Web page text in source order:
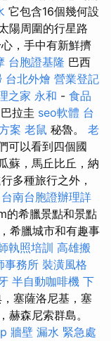
它包含16個幾何設
陽周圍的行星路
，手中有新鮮擠
台胞證基隆 巴西
台北外燴 營業登記
之家 永和 - 食品
巴拉圭 seo軟體 台
案 老鼠 秘魯。 老
可以看到四個國
蘇，馬丘比丘，納
多種旅行之外，
台南台胞證辦理詳
的希臘景點和景點
希臘城市和有趣事
執照培訓 高雄搬
事務所 裝潢風格
半自動咖啡機 下
塞薩洛尼基，塞
赫森尼索群島。
牆壁 漏水 緊急處